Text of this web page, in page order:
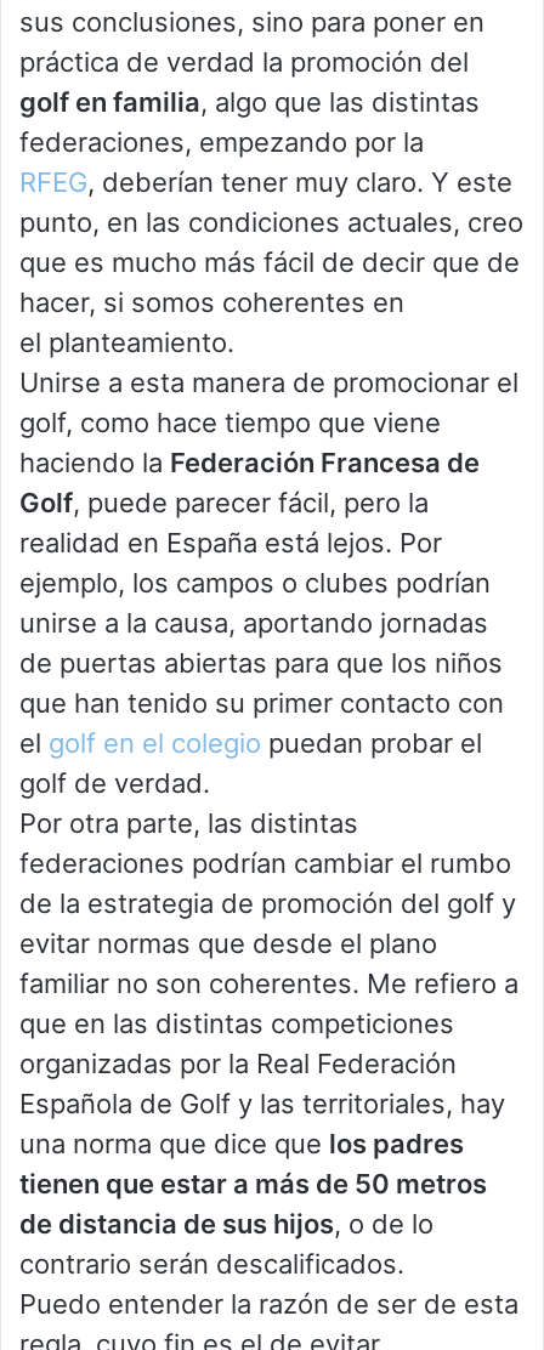
sus conclusiones, sino para poner en
práctica de verdad la promoción del
golf en familia, algo que las distintas
federaciones, empezando por la
RFEG, deberían tener muy claro. Y este
punto, en las condiciones actuales, creo
que es mucho más fácil de decir que de
hacer, si somos coherentes en
el planteamiento.
Unirse a esta manera de promocionar el
golf, como hace tiempo que viene
haciendo la Federación Francesa de
Golf, puede parecer fácil, pero la
realidad en España está lejos. Por
ejemplo, los campos o clubes podrían
unirse a la causa, aportando jornadas
de puertas abiertas para que los niños
que han tenido su primer contacto con
el golf en el colegio puedan probar el
golf de verdad.
Por otra parte, las distintas
federaciones podrían cambiar el rumbo
de la estrategia de promoción del golf y
evitar normas que desde el plano
familiar no son coherentes. Me refiero a
que en las distintas competiciones
organizadas por la Real Federación
Española de Golf y las territoriales, hay
una norma que dice que los padres
tienen que estar a más de 50 metros
de distancia de sus hijos, o de lo
contrario serán descalificados.
Puedo entender la razón de ser de esta